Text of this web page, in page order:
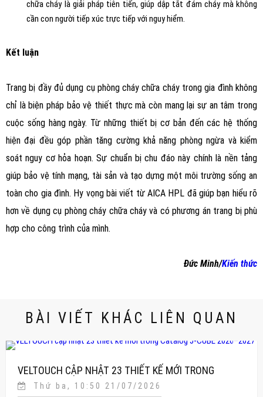
chữa cháy là giải pháp tiên tiến, giúp dập tắt đám cháy mà không
cần con người tiếp xúc trực tiếp với nguy hiểm.
Kết luận
Trang bị đầy đủ dụng cụ phòng cháy chữa cháy trong gia đình không
chỉ là biện pháp bảo vệ thiết thực mà còn mang lại sự an tâm trong
cuộc sống hàng ngày. Từ những thiết bị cơ bản đến các hệ thống
hiện đại đều góp phần tăng cường khả năng phòng ngừa và kiểm
soát nguy cơ hỏa hoạn. Sự chuẩn bị chu đáo này chính là nền tảng
giúp bảo vệ tính mạng, tài sản và tạo dựng một môi trường sống an
toàn cho gia đình. Hy vọng bài viết từ AICA HPL đã giúp bạn hiểu rõ
hơn về dụng cụ phòng cháy chữa cháy và có phương án trang bị phù
hợp cho công trình của mình.
Đức Minh/Kiến thức
BÀI VIẾT KHÁC LIÊN QUAN
VELTOUCH CẬP NHẬT 23 THIẾT KẾ MỚI TRONG
CATALOG J-CUBE 2026–2027
Thứ ba, 10:50 21/07/2026